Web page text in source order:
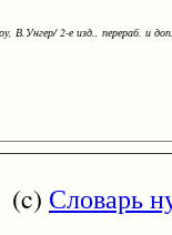
В.Унгер/ 2-е изд., перераб. и
(c) Словарь